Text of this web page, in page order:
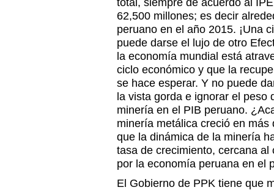
total, siempre de acuerdo al
62,500 millones; es decir
peruano en el año 2015. ¡Una
puede darse el lujo de otro
la economía mundial está
ciclo económico y que la
se hace esperar. Y no puede
la vista gorda e ignorar el peso
minería en el PIB peruano.
minería metálica creció en
que la dinámica de la minería
tasa de crecimiento, cercana
por la economía peruana en el
El Gobierno de PPK tiene que